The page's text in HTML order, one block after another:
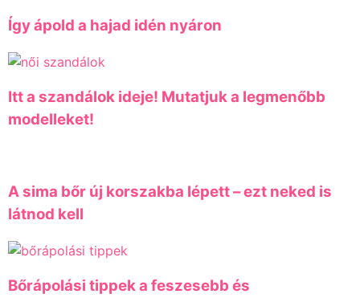
Így ápold a hajad idén nyáron
Itt a szandálok ideje! Mutatjuk a legmenőbb
modelleket!
A sima bőr új korszakba lépett – ezt neked is
látnod kell
Bőrápolási tippek a feszesebb és